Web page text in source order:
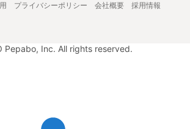
プライバシーポリシー 会社概要
採用情報
Pepabo, Inc. All rights reserved.